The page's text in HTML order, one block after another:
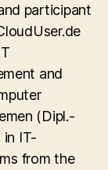
participant
and
(Dipl.-
in IT-
from the